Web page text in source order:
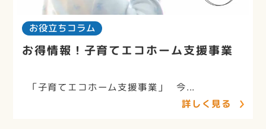
お役立ちコラム
お得情報！子育てエコホーム支援事業
「子育てエコホーム支援事業」 今...
詳しく見る